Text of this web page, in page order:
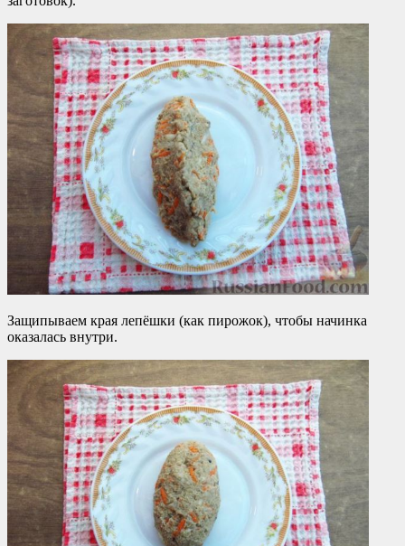
Защипываем края лепёшки (как пирожок), чтобы начинка
оказалась внутри.